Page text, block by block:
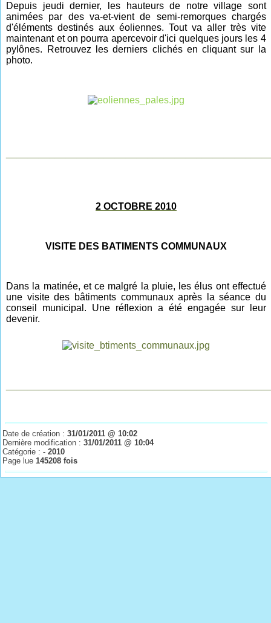
Depuis jeudi dernier, les hauteurs de notre village sont
animées par des va-et-vient de semi-remorques chargés
d'éléments destinés aux éoliennes. Tout va aller très vite
maintenant et on pourra apercevoir d'ici quelques jours les 4
pylônes. Retrouvez les derniers clichés en cliquant sur la
photo.
2 OCTOBRE 2010
VISITE DES BATIMENTS COMMUNAUX
Dans la matinée, et ce malgré la pluie, les élus ont effectué
une visite des bâtiments communaux après la séance du
conseil municipal. Une réflexion a été engagée sur leur
devenir.
Date de création :31/01/2011 @ 10:02
Dernière modification :31/01/2011 @ 10:04
Catégorie :- 2010
Page lue145208 fois